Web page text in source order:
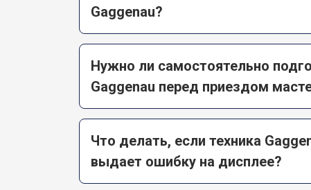
Gaggenau?
Нужно ли самостоятельно
Gaggenau перед приездом
Что делать, если техника
выдает ошибку на дисплее?